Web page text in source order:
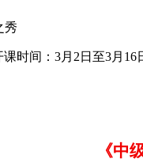
秀
时间：3月2日至3月
《中